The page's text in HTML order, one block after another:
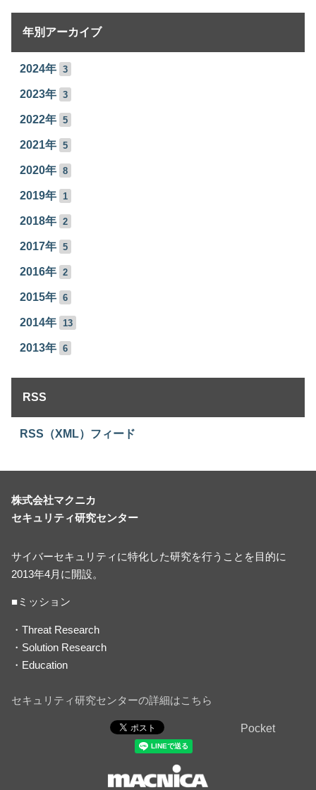
年別アーカイブ
2024年 3
2023年 3
2022年 5
2021年 5
2020年 8
2019年 1
2018年 2
2017年 5
2016年 2
2015年 6
2014年 13
2013年 6
RSS
RSS（XML）フィード
株式会社マクニカ
セキュリティ研究センター
サイバーセキュリティに特化した研究を行うことを目的に
2013年4月に開設。
■ミッション
・Threat Research
・Solution Research
・Education
セキュリティ研究センターの詳細はこちら
Pocket